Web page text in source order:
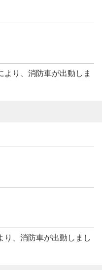
より、消防車が出動しま
り、消防車が出動しまし